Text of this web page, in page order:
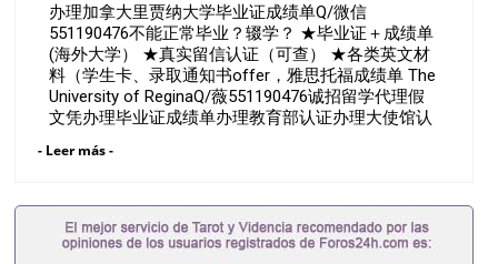
（可查） ★各类英文材料（学
办理加拿大里贾纳大学毕业证成绩单Q/微信
551190476不能正常毕业？辍学？ ★毕业证＋成绩单
(海外大学） ★真实留信认证（可查） ★各类英文材
料（学生卡、录取通知书offer，雅思托福成绩单 The
University of ReginaQ/薇551190476诚招留学代理假
文凭办理毕业证成绩单办理教育部认证办理大使馆认
理学历认证办理学生卡办理录取通知书办理学位证书
文凭办理德国文凭 一、快速办理材料： 1、毕业证
+成绩单+留学回国人员证明+教育部认证,录取通知
书，雅思。（全套留学回国必备证明材料，给父母及
- Leer más -